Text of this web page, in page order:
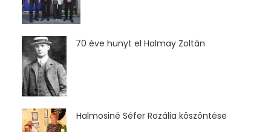
70 éve hunyt el Halmay Zoltán
Halmosiné Séfer Rozália köszöntése